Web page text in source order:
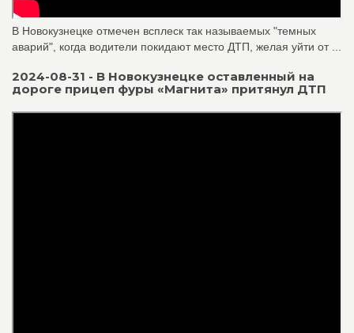
В Новокузнецке отмечен всплеск так называемых "темных
аварий", когда водители покидают место ДТП, желая уйти от ...
2024-08-31 - В Новокузнецке оставленный на
дороге прицеп фуры «Магнита» притянул ДТП